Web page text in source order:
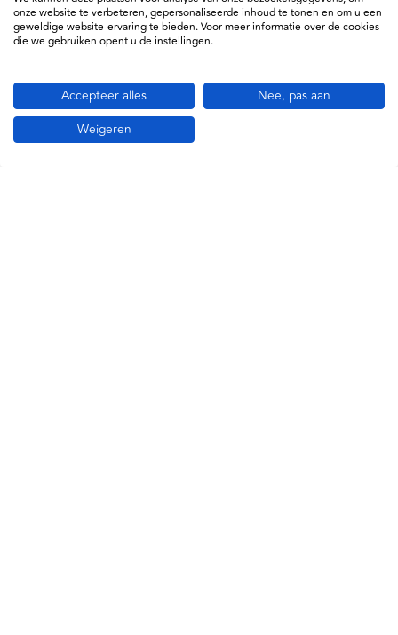
Rood
707387237462
onze website te verbeteren, gepersonaliseerde inhoud te tonen en om u een
geweldige website-ervaring te bieden. Voor meer informatie over de cookies
die we gebruiken opent u de instellingen.
Accepteer alles
Nee, pas aan
Weigeren